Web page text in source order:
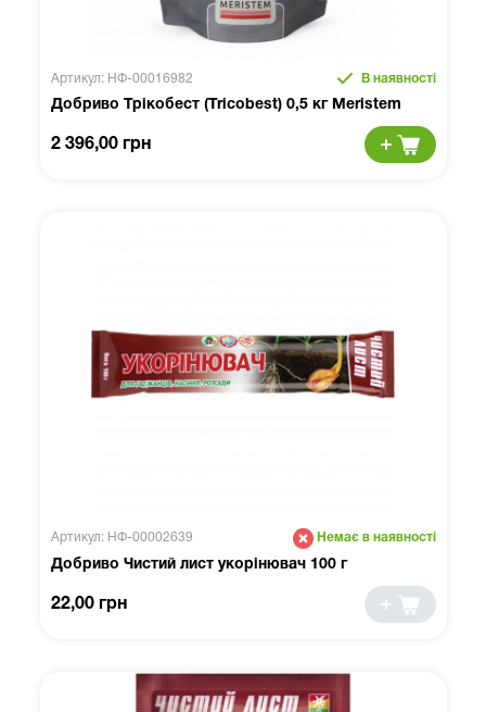
Артикул: НФ-00016982 В наявності
Добриво Трікобест (Tricobest) 0,5 кг Meristem
2 396,00 грн
Артикул: НФ-00002639 Немає в наявності
Добриво Чистий лист укорінювач 100 г
22,00 грн